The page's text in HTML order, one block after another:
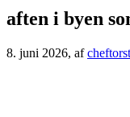
aften i byen
8. juni 2026, af